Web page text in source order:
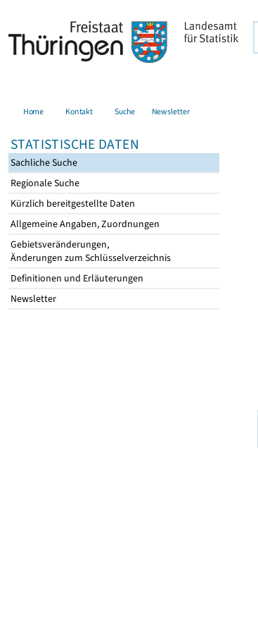
Home Kontakt Suche Newsletter
STATISTISCHE DATEN
Sachliche Suche
Regionale Suche
Kürzlich bereitgestellte Daten
Allgemeine Angaben, Zuordnungen
Gebietsveränderungen,
Änderungen zum Schlüsselverzeichnis
Definitionen und Erläuterungen
Newsletter